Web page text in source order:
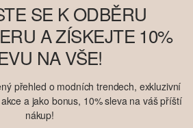
SE K ODBĚRU
A ZÍSKEJTE 10%
NA VŠE!
přehled o modních trendech, exkluzivní
a jako bonus, 10% sleva na váš příští
nákup!